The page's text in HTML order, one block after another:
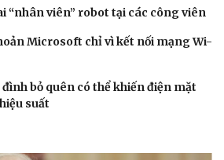
Nghệ sĩ
Thời trang
“nhân viên” robot tại các công viên
Microsoft chỉ vì kết nối mạng Wi-
bỏ quên có thể khiến điện mặt
suất